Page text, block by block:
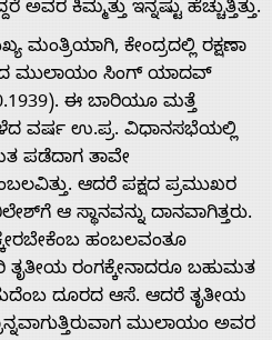
ಕಿಮ್ಮತ್ತು ಇನ್ನಷ್ಟು ಹೆಚ್ಚುತ್ತಿತ್ತು.
ಮಂತ್ರಿಯಾಗಿ, ಕೇಂದ್ರದಲ್ಲಿ ರಕ್ಷಣಾ
ಮುಲಾಯಂ ಸಿಂಗ್ ಯಾದವ್
ಈ ಬಾರಿಯೂ ಮತ್ತೆ
ವರ್ಷ ಉ.ಪ್ರ. ವಿಧಾನಸಭೆಯಲ್ಲಿ
ಪಡೆದಾಗ ತಾವೇ
ಆದರೆ ಪಕ್ಷದ ಪ್ರಮುಖರ
ಆ ಸ್ಥಾನವನ್ನು ದಾನವಾಗಿತ್ತರು.
ಹಂಬಲವಂತೂ
ರಂಗಕ್ಕೇನಾದರೂ ಬಹುಮತ
ದೂರದ ಆಸೆ. ಆದರೆ ತೃತೀಯ
ಮುಲಾಯಂ ಅವರ